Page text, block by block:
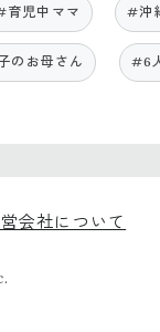
育児中ママ #沖
のお母さん #6
会社について